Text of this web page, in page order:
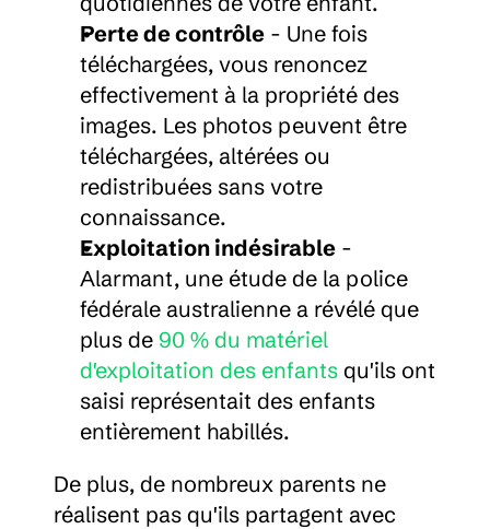
Perte de contrôle - Une fois
téléchargées, vous renoncez
effectivement à la propriété des
images. Les photos peuvent être
téléchargées, altérées ou
redistribuées sans votre
connaissance.
Exploitation indésirable -
Alarmant, une étude de la police
fédérale australienne a révélé que
plus de 90 % du matériel
d'exploitation des enfants qu'ils ont
saisi représentait des enfants
entièrement habillés.
De plus, de nombreux parents ne
réalisent pas qu'ils partagent avec